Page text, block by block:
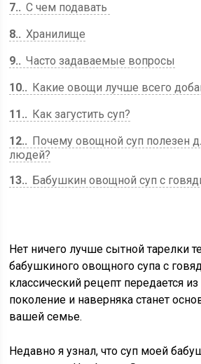
7.
С чем подавать
8.
Хранилище
9.
Часто задаваемые вопросы
10.
Какие овощи лучше всего
11.
Как загустить суп?
12.
Почему овощной суп полезен
людей?
13.
Бабушкин овощной суп с
Нет ничего лучше сытной тарелки
бабушкиного овощного супа с
классический рецепт передается
поколение и наверняка станет
вашей семье.
Недавно я узнал, что суп моей